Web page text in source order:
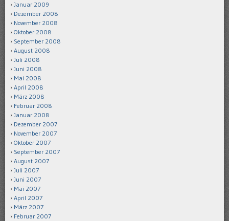
Januar 2009
Dezember 2008
November 2008
Oktober 2008
September 2008
August 2008
Juli 2008
Juni 2008
Mai 2008
April 2008
März 2008
Februar 2008
Januar 2008
Dezember 2007
November 2007
Oktober 2007
September 2007
August 2007
Juli 2007
Juni 2007
Mai 2007
April 2007
März 2007
Februar 2007